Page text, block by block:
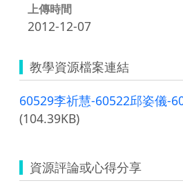
上傳時間
2012-12-07
教學資源檔案連結
60529李祈慧-60522邱姿儀-
(104.39KB)
資源評論或心得分享